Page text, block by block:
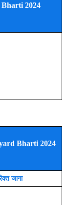
2024
Bharti 2024
जागा